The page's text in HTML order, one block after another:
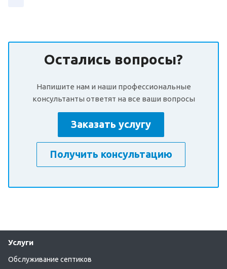
Остались вопросы?
Напишите нам и наши профессиональные
консультанты ответят на все ваши вопросы
Заказать услугу
Получить консультацию
Услуги
Обслуживание септиков